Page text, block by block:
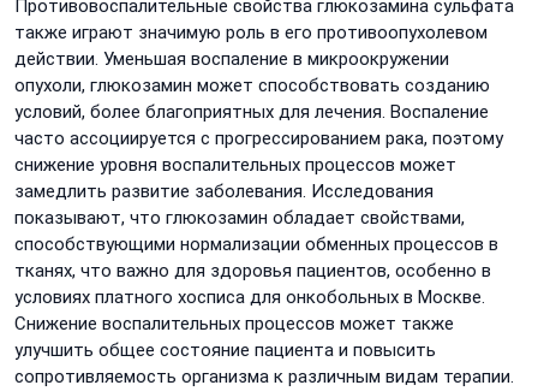
Противовоспалительные свойства глюкозамина сульфата
также играют значимую роль в его противоопухолевом
действии. Уменьшая воспаление в микроокружении
опухоли, глюкозамин может способствовать созданию
условий, более благоприятных для лечения. Воспаление
часто ассоциируется с прогрессированием рака, поэтому
снижение уровня воспалительных процессов может
замедлить развитие заболевания. Исследования
показывают, что глюкозамин обладает свойствами,
способствующими нормализации обменных процессов в
тканях, что важно для здоровья пациентов, особенно в
условиях платного хосписа для онкобольных в Москве.
Снижение воспалительных процессов может также
улучшить общее состояние пациента и повысить
сопротивляемость организма к различным видам терапии.